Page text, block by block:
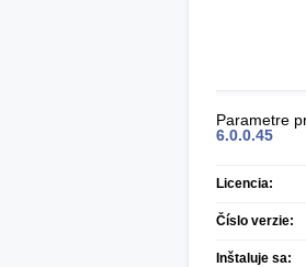
Parametre
6.0.0.45
Licencia:
Číslo verzie:
Inštaluje sa: